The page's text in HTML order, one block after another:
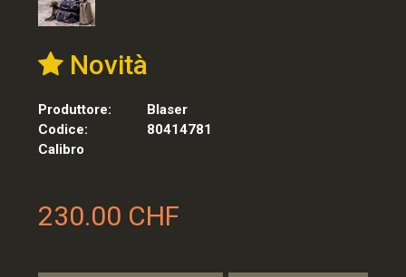
Novità
Produttore:
Blaser
Codice:
80414781
Calibro
230.00 CHF